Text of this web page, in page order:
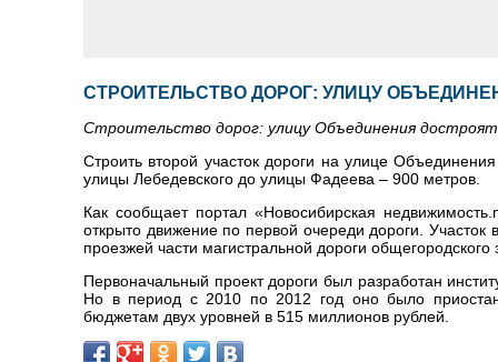
СТРОИТЕЛЬСТВО ДОРОГ: УЛИЦУ
Строительство дорог: улицу Объединения достроят
Строить второй участок дороги на улице
улицы Лебедевского до улицы Фадеева – 900 метров.
Как сообщает портал «Новосибирская
открыто движение по первой очереди дороги.
проезжей части магистральной дороги
Первоначальный проект дороги был разработан
Но в период с 2010 по 2012 год оно было
бюджетам двух уровней в 515 миллионов рублей.